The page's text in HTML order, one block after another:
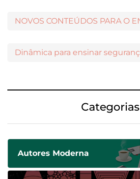
Categorias
Autores Moderna